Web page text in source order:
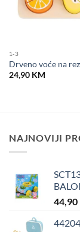
1-3
Drveno voće na
24,90 KM
NAJNOVIJI
44,90